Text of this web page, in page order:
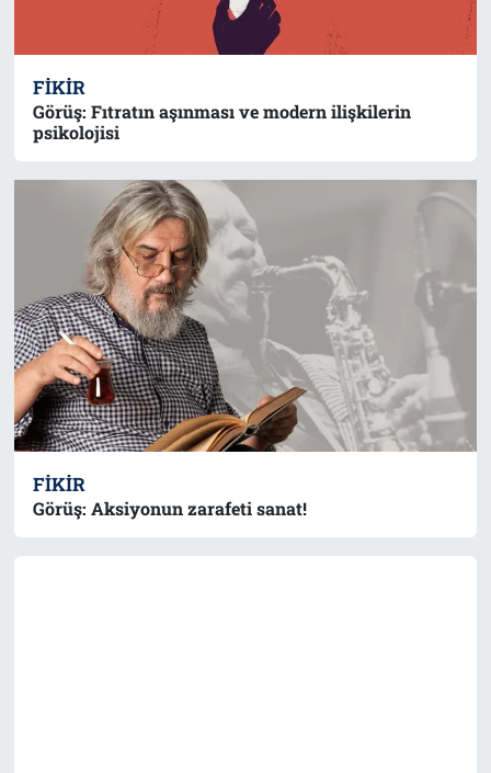
FIKIR
Görüş: Fıtratın aşınması ve modern ilişkilerin
psikolojisi
FIKIR
Görüş: Aksiyonun zarafeti sanat!